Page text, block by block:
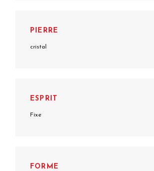
PIERRE
cristal
ESPRIT
Fixe
FORME